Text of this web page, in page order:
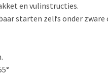
en vulinstructies.
starten zelfs onder zware